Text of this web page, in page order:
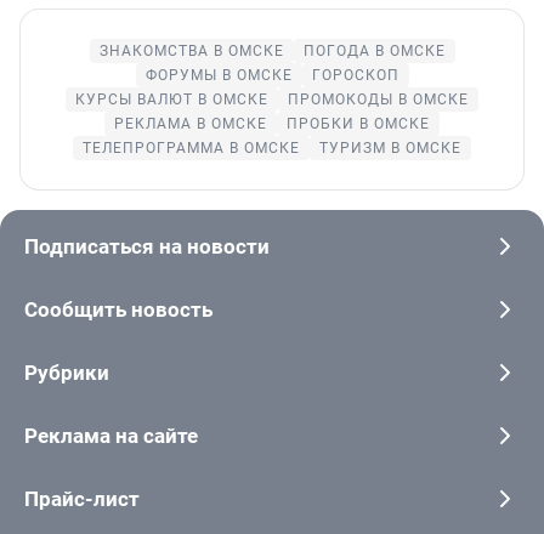
ЗНАКОМСТВА В ОМСКЕ
ПОГОДА В ОМСКЕ
ФОРУМЫ В ОМСКЕ
ГОРОСКОП
КУРСЫ ВАЛЮТ В ОМСКЕ
ПРОМОКОДЫ В ОМСКЕ
РЕКЛАМА В ОМСКЕ
ПРОБКИ В ОМСКЕ
ТЕЛЕПРОГРАММА В ОМСКЕ
ТУРИЗМ В ОМСКЕ
Подписаться на новости
Сообщить новость
Рубрики
Реклама на сайте
Прайс-лист